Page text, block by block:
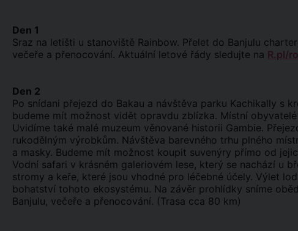
Den 1
Sraz na letišti u stanoviště Rainbow. Přelet do Banjulu
večeře a přenocování. Aktuální letové řády sledujte na R.pl/
Den 2
Po snídani přejezd do Bakau a návštěva parku Kachikally s
budeme mít možnost vidět opravdu zblízka. Místní
Uvidíme také malé muzeum věnované historii Gambie.
rukodělným výrobkům. Návštěva barevného trhu plného
a masky. Budeme mít možnost koupit suvenýry přímo od
Vodní safari v krásném galeriovém lese, který se nachází u
stromy a keře, které jsou vhodné pro léčebné účely. Výlet
bohatství tohoto ekosystému. Na závěr prohlídky sníme
Banjulu, večeře a přenocování. (Trasa cca 80 km)